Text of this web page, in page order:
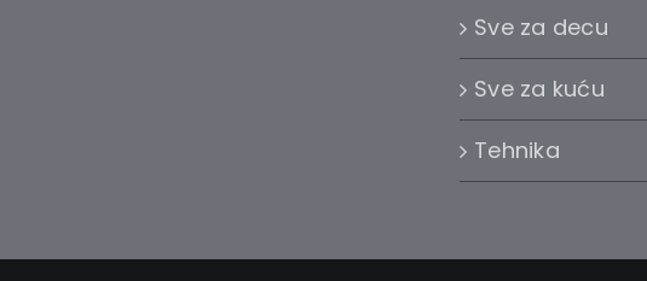
Sve za decu
Sve za kuću
Tehnika